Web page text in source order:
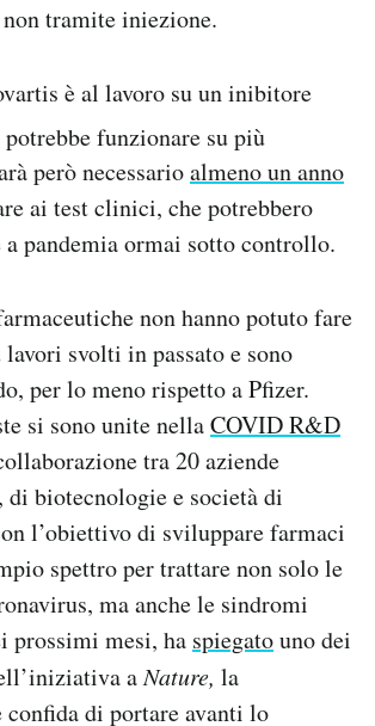
tramite iniezione.
è al lavoro su un inibitore
potrebbe funzionare su più
però necessarioalmeno un anno
ai test clinici, che potrebbero
pandemia ormai sotto controllo.
non hanno potuto fare
svolti in passato e sono
per lo meno rispetto a Pfizer.
si sono unite nellaCOVID R&D
tra 20 aziende
di biotecnologie e società di
l’obiettivo di sviluppare farmaci
spettro per trattare non solo le
ma anche le sindromi
prossimi mesi, ha spiegatouno dei
aNature, la
di portare avanti lo